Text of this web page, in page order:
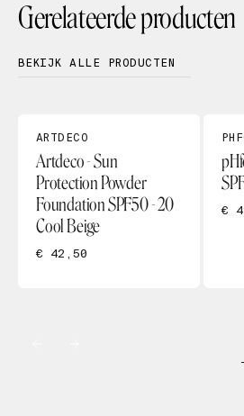
Gerelateerde producten
BEKIJK ALLE PRODUCTEN
ARTDECO
Artdeco - Sun
Protection Powder
Foundation SPF50 - 20
Cool Beige
€ 42,50
€